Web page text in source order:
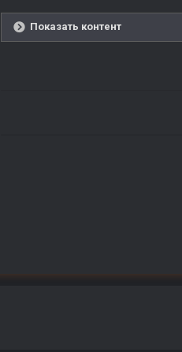
Показать контент